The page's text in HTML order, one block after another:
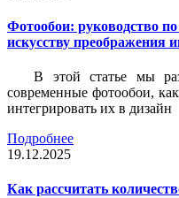
Фотообои: руководство
искусству преображения
В этой статье мы
современные фотообои,
интегрировать их в дизайн
Подробнее
19.12.2025
Как рассчитать